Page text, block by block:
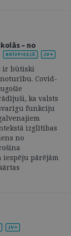
– no
ir būtiski
Covid-
ka valsts
funkciju
izglītības
no
pārējām